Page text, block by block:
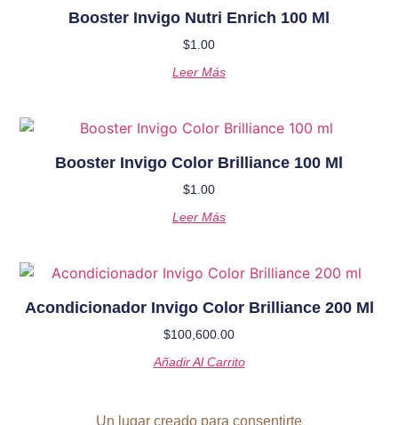
Booster Invigo Nutri Enrich 100 Ml
$1.00
Leer Más
Booster Invigo Color Brilliance 100 Ml
$1.00
Leer Más
Acondicionador Invigo Color Brilliance 200 Ml
$100,600.00
Añadir Al Carrito
Un lugar creado para consentirte